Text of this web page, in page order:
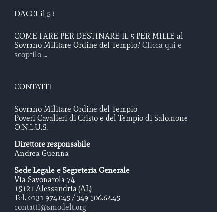
DACCI il 5 !
COME FARE PER DESTINARE IL 5 PER MILLE al
Sovrano Militare Ordine del Tempio? Clicca qui e
scoprilo ...
CONTATTI
Sovrano Militare Ordine del Tempio
Poveri Cavalieri di Cristo e del Tempio di Salomone
O.N.L.U.S.
Direttore responsabile
Andrea Guenna
Sede Legale e Segreteria Generale
Via Savonarola 74
15121 Alessandria (AL)
Tel. 0131 974.045 / 349 306.62.45
contatti@smodelt.org